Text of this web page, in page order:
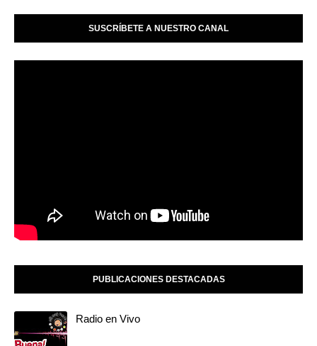
SUSCRÍBETE A NUESTRO CANAL
PUBLICACIONES DESTACADAS
Radio en Vivo